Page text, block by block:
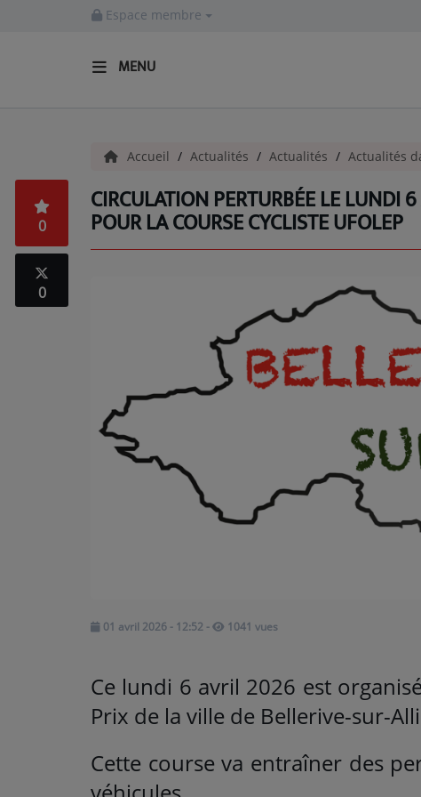
Espace membre
MENU
INFOS - ALLIER
AGENDA CULTUREL - ALLIER
INFOS POP ROCK
Titres diffusés
Accueil Actualités Actualités Actualités
CIRCULATION PERTURBÉE LE LUNDI
POUR LA COURSE CYCLISTE UFOLEP
0
0
01 avril 2026 - 12:52 - 1041 vues
Ce lundi 6 avril 2026 est
Prix de la ville de Bellerive-sur-
Cette course va entraîner des